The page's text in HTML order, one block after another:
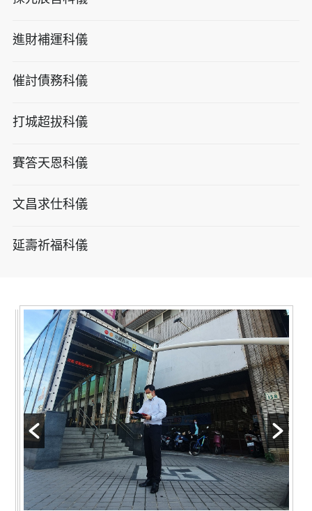
進財補運科儀
催討債務科儀
打城超拔科儀
賽答天恩科儀
文昌求仕科儀
延壽祈福科儀